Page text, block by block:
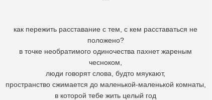
как пережить расставание с тем, с кем расставаться не
положено?
в точке необратимого одиночества пахнет жареным
чесноком,
люди говорят слова, будто мяукают,
пространство сжимается до маленькой-маленькой комнаты,
в которой тебе жить целый год